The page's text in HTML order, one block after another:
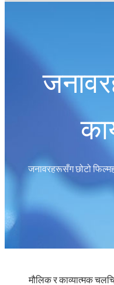
जनावरहरूसँग छोटो
मौलिक र काव्यात्मक